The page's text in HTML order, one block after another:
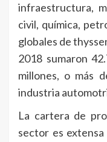
infraestructura,
civil, química,
globales de
2018 sumaron
millones, o más
industria
La cartera de
sector es